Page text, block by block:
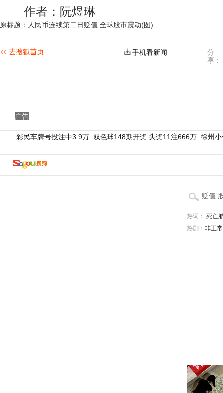
作者：阮煜琳
原标题：人民币连续第二日贬值 全球股市震动(图)
分
享：
手机看新闻
广告
彩民车牌号投注中3.9万 双色球148期开奖:头奖11注666万 徐州
热词： 死亡
热剧： 非正